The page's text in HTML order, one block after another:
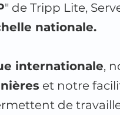
" de Tripp Lite,
nationale.
internationale,
et notre
de